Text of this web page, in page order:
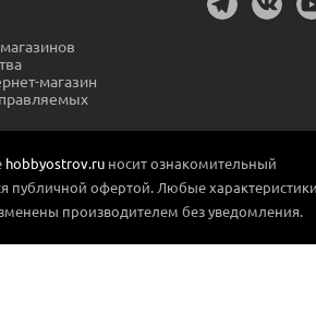
магазин
hobbyostrov.ru носит ознакомительный
публичной офертой. Любые
производителем без уведомления.